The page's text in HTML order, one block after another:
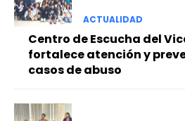
ACTUALIDAD
Centro de Escucha del
fortalece atención y
casos de abuso